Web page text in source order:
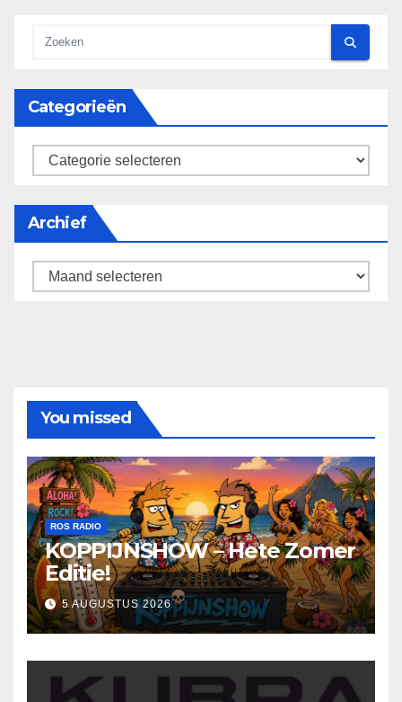
Categorieën
categorieën
Archief
Archief
You missed
ROS RADIO
KOPPIJNSHOW – Hete Zomer
Editie!
5 AUGUSTUS 2026